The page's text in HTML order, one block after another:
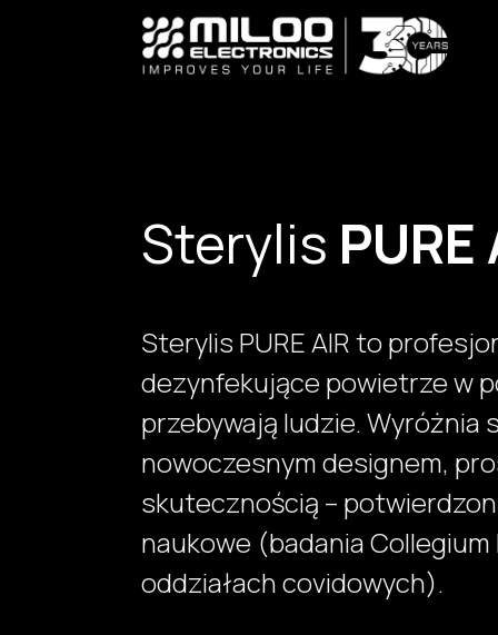
Sterylis PURE
Sterylis PURE AIR to
dezynfekujące powietrze w
przebywają ludzie. Wyróżnia
nowoczesnym designem,
skutecznością –
naukowe (badania
oddziałach covidowych).